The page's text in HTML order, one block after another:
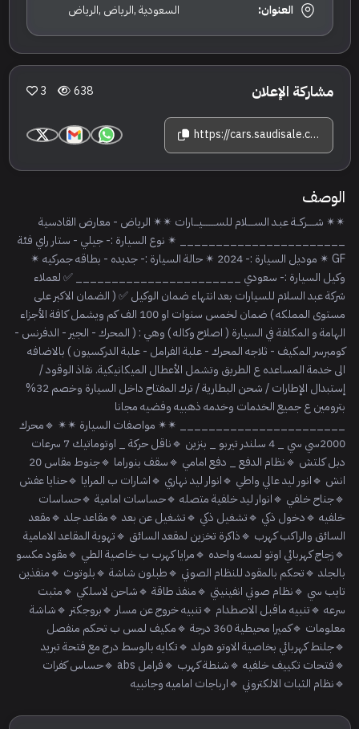
العنوان: السعودية ,الرياض ,الرياض
مشاركة الإعلان 638
3
https://cars.saudisale.com/listings/34a3Ra/2024-%D8%AC%D9%8A%D9%84%D9%8A-%D8%B3%D8%AA%D8%A7%D8%B1%D8%A7%D9%8A
الوصف
✴✴ شـــــركــة عبـد الســــلام للســــــــيـــارات ✴✴ الرياض - معارض القادسية
_______________________ ✴ نوع السيارة :- جيلي - ستار راي فئة
GF ✴ موديل السيارة :- 2024 ✴ حالة السيارة :- جديده - بطاقه جمركيه ✴
وكيل السيارة :- سعودي _______________________ ✅ لعملاء
شركة عبد السلام للسيارات بعد انتهاء ضمان الوكيل ✅ ( الضمان الاكبر على
مستوى المملكه ) ضمان لخمس سنوات او 100 الف كم ويشمل كافة الأجزاء
الهامة و المكلفة في السيارة ( اصلاح وكاله ) وهي : ( المحرك - الجير - الدفرنس -
كومبرسر المكيف - ثلاجه المحرك - علبة الفرامل - علبة الدركسيون ) بالاضافه
الى خدمة المساعده ع الطريق وتشمل الأعطال الميكانيكية. نفاذ الوقود /
إستبدال الإطارات / شحن البطارية / ترك المفتاح داخل السيارة وخصم 32%
بترومين ع جميع الخدمات وخدمه ذهبيه وفضيه مجانا
_______________________ ✴✴ مواصفات السيارة ✴✴ 🔹محرك
2000سي سي _ 4 سلندر تيربو _ بنزين 🔹ناقل حركة _ اوتوماتيك 7 سرعات
دبل كلتش 🔹نظام الدفع _ دفع امامي 🔹سقف بنوراما 🔹جنوط مقاس 20
انش 🔹انور ليد عالي واطي 🔹انوار ليد نهاري 🔹اشارات ب المرايا 🔹حنايا عفش
🔹جناح خلفي 🔹انوار ليد خلفية متصله 🔹حساسات امامية 🔹حساسات
خلفيه 🔹دخول ذكي 🔹تشغيل ذكي 🔹تشغيل عن بعد 🔹مقاعد جلد 🔹مقعد
السائق والراكب كهرب 🔹ذاكرة تخزين لمقعد السائق 🔹تهوية المقاعد الامامية
🔹زجاج كهربائي اوتو لمسه واحده 🔹مرايا كهرب ب خاصية الطي 🔹مقود مكسو
بالجلد 🔹تحكم بالمقود للنظام الصوتي 🔹طبلون شاشة 🔹بلوتوث 🔹منفذين
تايب سي 🔹نظام صوتي انفينيتي 🔹منفذ طاقة 🔹شاحن لاسلكي 🔹مثبت
سرعه 🔹تنبيه ماقبل الاصطدام 🔹تنبيه خروج عن مسار 🔹بروجكتر 🔹شاشة
معلومات 🔹كميرا محيطية 360 درجة 🔹مكيف لمس ب تحكم منفصل
🔹جلنط كهربائي بخاصية الاوتو هولد 🔹تكايه بالوسط درج مع فتحة تبريد
🔹فتحات تكييف خلفيه 🔹شنطة كهرب 🔹فرامل abs 🔹حساس كفرات
🔹نظام الثبات الالكتروني 🔹ارباجات اماميه وجانبيه